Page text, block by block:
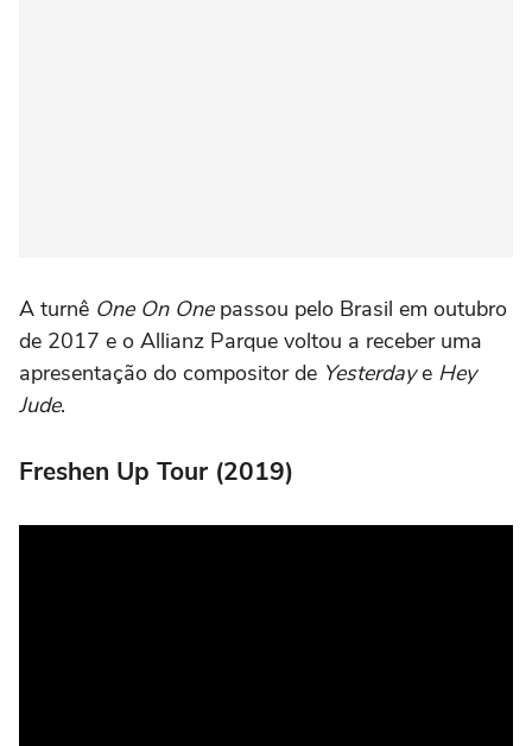
A turnê One On Onepassou pelo Brasil em outubro
de 2017 e o Allianz Parque voltou a receber uma
apresentação do compositor de Yesterdaye Hey
Jude.
Freshen Up Tour (2019)